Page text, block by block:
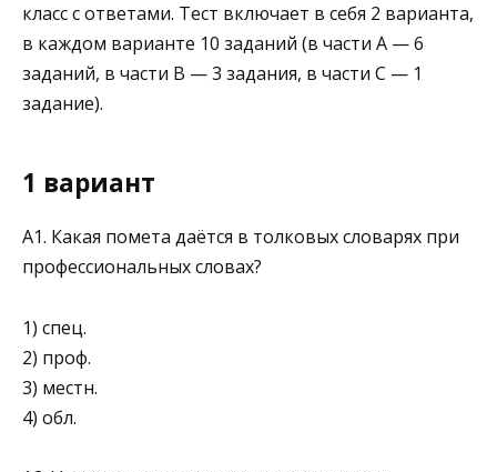
класс с ответами. Тест включает в себя 2 варианта,
в каждом варианте 10 заданий (в части А — 6
заданий, в части В — 3 задания, в части С — 1
задание).
1 вариант
A1. Какая помета даётся в толковых словарях при
профессиональных словах?
1) спец.
2) проф.
3) местн.
4) обл.